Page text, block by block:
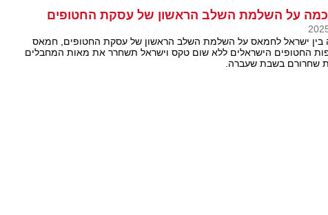
על השלמת השלב הראשון של עסקת החטופים
בין ישראל לחמאס על השלמת השלב הראשון של עסקת החטופים, חמאס
את 4 גופות החטופים הישראלים ללא שום טקס וישראל תשחרר את מאות המחבלים
שחרורם בשבת שעברה.